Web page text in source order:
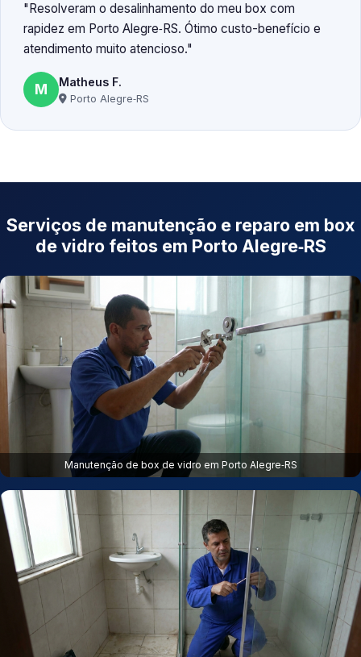
Resolveram o desalinhamento do meu box com
rapidez em Porto Alegre‑RS. Ótimo custo-benefício e
atendimento muito atencioso.
M Matheus F.
Porto Alegre‑RS
Serviços de manutenção e reparo em box
de vidro feitos em Porto Alegre‑RS
Manutenção de box de vidro em Porto Alegre‑RS